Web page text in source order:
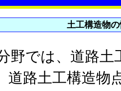
土工構造物
野では、道路土
道路土工構造物